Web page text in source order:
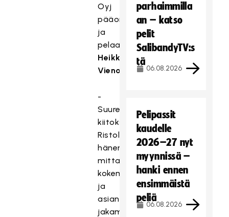
Oyj
pääomistaja
ja
pelaajalegenda
Heikki
Vienola
-
Suuret
kiitokset
Ristolle
hänen
mittavan
kokemuksensa
ja
asiantuntemuksensa
jakamisesta
parhaimmilla
an – katso
pelit
SalibandyTV:s
tä
06.08.2026
Pelipassit
kaudelle
2026–27 nyt
myynnissä –
hanki ennen
ensimmäistä
peliä
06.08.2026